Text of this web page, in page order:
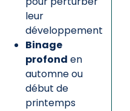
leur
développement
Binage
profond en
automne ou
début de
printemps